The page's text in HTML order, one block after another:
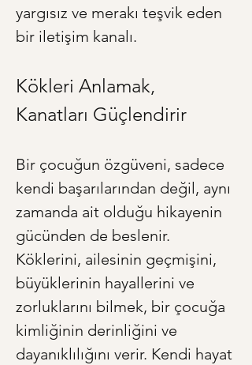
yargısız ve merakı teşvik eden
bir iletişim kanalı.
Kökleri Anlamak,
Kanatları Güçlendirir
Bir çocuğun özgüveni, sadece
kendi başarılarından değil, aynı
zamanda ait olduğu hikayenin
gücünden de beslenir.
Köklerini, ailesinin geçmişini,
büyüklerinin hayallerini ve
zorluklarını bilmek, bir çocuğa
kimliğinin derinliğini ve
dayanıklılığını verir. Kendi hayat